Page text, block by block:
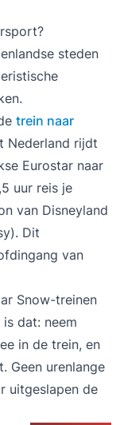
steden
trein naar
Nederland rijdt
Eurostar naar
uur reis je
van Disneyland
Dit
van
Snow-treinen
dat: neem
in de trein, en
Geen urenlange
uitgeslapen de